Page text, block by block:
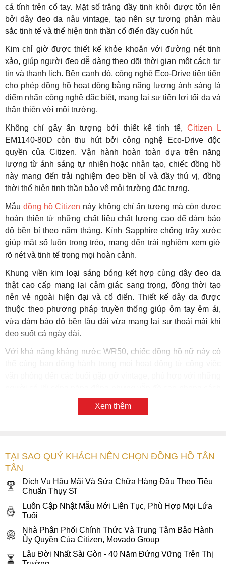
cá tính trên cổ tay. Mặt số trắng đầy tinh khôi được tôn lên
bởi dây đeo da nâu vintage, tạo nên sự tương phản màu
sắc tinh tế và thể hiện tinh thần cổ điển đầy cuốn hút.
Kim chỉ giờ được thiết kế khỏe khoắn với đường nét tinh
xảo, giúp người đeo dễ dàng theo dõi thời gian một cách tự
tin và thanh lịch. Bên cạnh đó, công nghệ Eco-Drive tiên tiến
cho phép đồng hồ hoạt động bằng năng lượng ánh sáng là
điểm nhấn công nghệ đặc biệt, mang lại sự tiện lợi tối đa và
thân thiện với môi trường.
Không chỉ gây ấn tượng bởi thiết kế tinh tế, Citizen L
EM1140-80D còn thu hút bởi công nghệ Eco-Drive độc
quyền của Citizen. Vận hành hoàn toàn dựa trên năng
lượng từ ánh sáng tự nhiên hoặc nhân tạo, chiếc đồng hồ
này mang đến trải nghiệm đeo bền bỉ và đầy thú vị, đồng
thời thể hiện tinh thần bảo vệ môi trường đặc trưng.
Mẫu đồng hồ Citizen này không chỉ ấn tượng mà còn được
hoàn thiện từ những chất liệu chất lượng cao để đảm bảo
độ bền bỉ theo năm tháng. Kính Sapphire chống trầy xước
giúp mặt số luôn trong trẻo, mang đến trải nghiệm xem giờ
rõ nét và tinh tế trong mọi hoàn cảnh.
Khung viền kim loại sáng bóng kết hợp cùng dây đeo da
thật cao cấp mang lại cảm giác sang trọng, đồng thời tạo
nên vẻ ngoài hiện đại và cổ điển. Thiết kế dây da được
thuộc theo phương pháp truyền thống giúp ôm tay êm ái,
vừa đảm bảo độ bền lâu dài vừa mang lại sự thoải mái khi
đeo suốt cả ngày dài.
Với khả năng kháng nước WR50, chiếc đồng hồ nữ này có
cổ điển và đẳng cấp cao.
Xem thêm
TẠI SAO QUÝ KHÁCH NÊN CHỌN ĐỒNG HỒ TÂN
TÂN
Dịch Vụ Hậu Mãi Và Sửa Chữa Hàng Đầu Theo Tiêu
Chuẩn Thụy Sĩ
Luôn Cập Nhật Mẫu Mới Liên Tục, Phù Hợp Mọi Lứa
Tuổi
Nhà Phân Phối Chính Thức Và Trung Tâm Bảo Hành
Ủy Quyền Của Citizen, Movado Group
Lâu Đời Nhất Sài Gòn - 40 Năm Đứng Vững Trên Thị